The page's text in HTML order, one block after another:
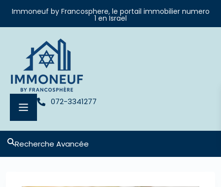
Immoneuf by Francosphere, le portail immobilier numero
1 en Israel
072-3341277
Recherche Avancée